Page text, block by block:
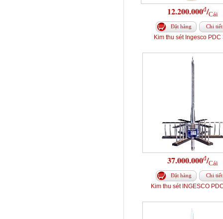
12.200.000đ/Cái
Đặt hàng Chi tiết
Kim thu sét Ingesco PDC
37.000.000đ/Cái
Đặt hàng Chi tiết
Kim thu sét INGESCO